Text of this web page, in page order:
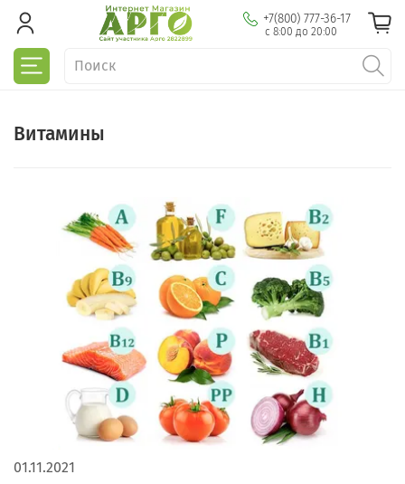
+7(800) 777-36-17
с 8:00 до 20:00
Витамины
01.11.2021